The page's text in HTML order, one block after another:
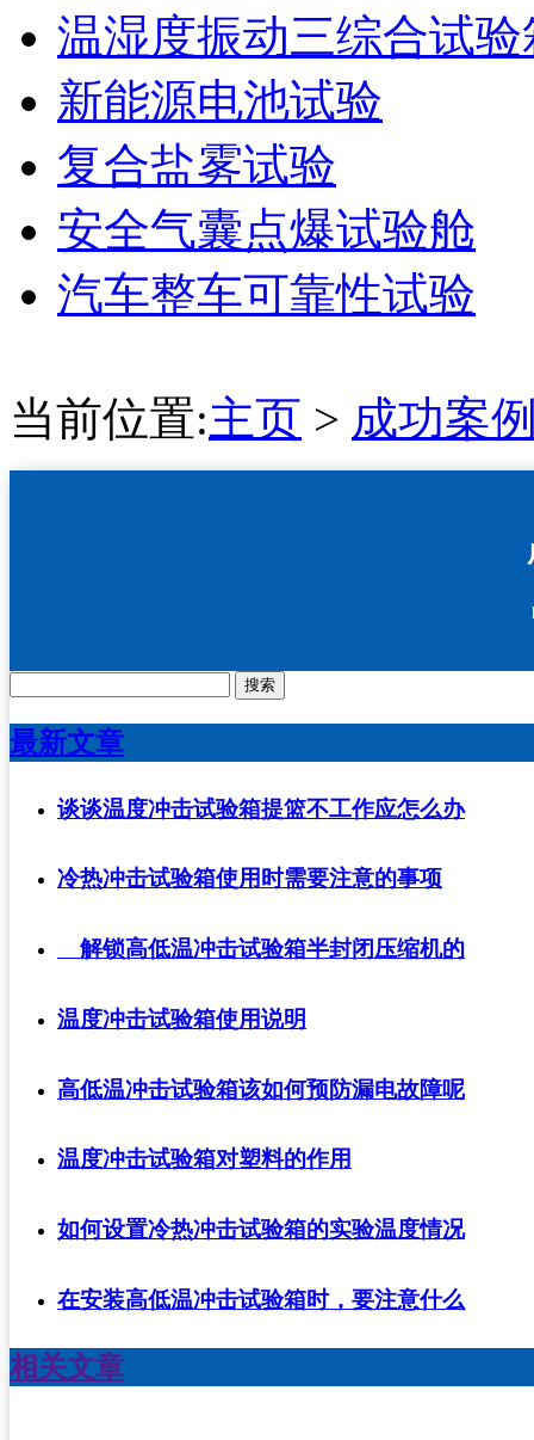
温湿度振动三综合试验
新能源电池试验
复合盐雾试验
安全气囊点爆试验舱
汽车整车可靠性试验
当前位置:主页 > 成功案
搜索
最新文章
谈谈温度冲击试验箱提篮不工作应怎么办
冷热冲击试验箱使用时需要注意的事项
解锁高低温冲击试验箱半封闭压缩机的
温度冲击试验箱使用说明
高低温冲击试验箱该如何预防漏电故障呢
温度冲击试验箱对塑料的作用
如何设置冷热冲击试验箱的实验温度情况
在安装高低温冲击试验箱时，要注意什么
相关文章